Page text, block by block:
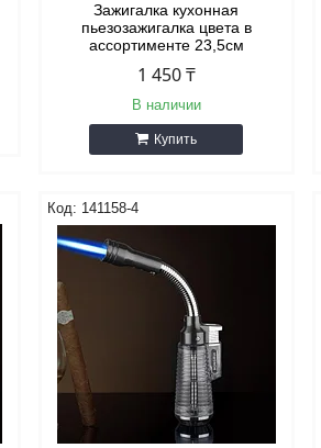
Зажигалка кухонная
пьезозажигалка цвета в
ассортименте 23,5см
1 450 ₸
В наличии
Купить
141158-4